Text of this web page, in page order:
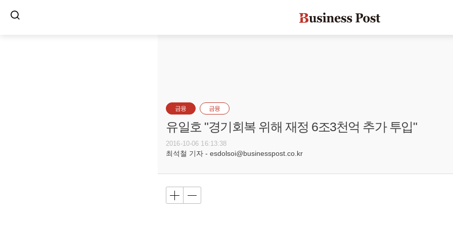
금융 금융
유일호 "경기회복 위해 재정 6조3천억 추가 투입"
2016-10-06 16:13:38
최석철 기자 - esdolsoi@businesspost.co.kr